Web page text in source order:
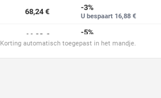
68,24 € -3%
U bespaart 16,88 €
66,83 € -5%
U bespaart 35,17 €
automatisch toegepast in het mandje.